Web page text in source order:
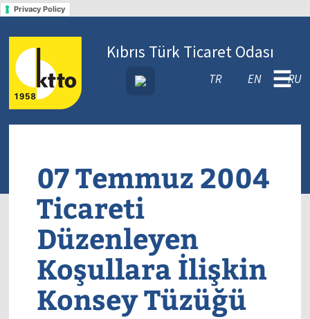
Privacy Policy
Kıbrıs Türk Ticaret Odası
TR EN RU
☰
07 Temmuz 2004
Ticareti
Düzenleyen
Koşullara İlişkin
Konsey Tüzüğü